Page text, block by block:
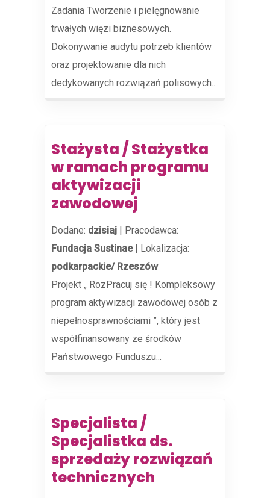
Zadania Tworzenie i pielęgnowanie
trwałych więzi biznesowych.
Dokonywanie audytu potrzeb klientów
oraz projektowanie dla nich
dedykowanych rozwiązań polisowych....
Stażysta / Stażystka
w ramach programu
aktywizacji
zawodowej
Dodane: dzisiaj | Pracodawca:
Fundacja Sustinae| Lokalizacja:
podkarpackie/ Rzeszów
Projekt „ RozPracuj się ! Kompleksowy
program aktywizacji zawodowej osób z
niepełnosprawnościami ”, który jest
współfinansowany ze środków
Państwowego Funduszu...
Specjalista /
Specjalistka ds.
sprzedaży rozwiązań
technicznych